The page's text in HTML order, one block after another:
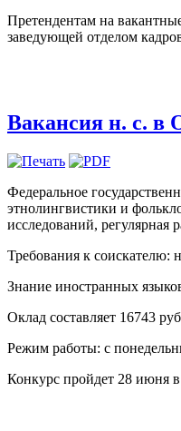
Претендентам на
заведующей отделом
Вакансия н. с. в
Федеральное
этнолингвистики и
исследований, регулярная
Требования к соискателю:
Знание иностранных
Оклад составляет 16743
Режим работы: с
Конкурс пройдет 28 июня